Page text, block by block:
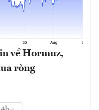
về Hormuz,
ròng